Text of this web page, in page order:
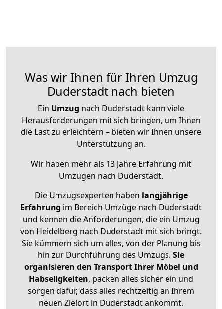
Was wir Ihnen für Ihren Umzug
Duderstadt nach bieten
Ein Umzug nach Duderstadt kann viele
Herausforderungen mit sich bringen, um Ihnen
die Last zu erleichtern – bieten wir Ihnen unsere
Unterstützung an.
Wir haben mehr als 13 Jahre Erfahrung mit
Umzügen nach Duderstadt.
Die Umzugsexperten haben langjährige
Erfahrung im Bereich Umzüge nach Duderstadt
und kennen die Anforderungen, die ein Umzug
von Heidelberg nach Duderstadt mit sich bringt.
Sie kümmern sich um alles, von der Planung bis
hin zur Durchführung des Umzugs. Sie
organisieren den Transport Ihrer Möbel und
Habseligkeiten, packen alles sicher ein und
sorgen dafür, dass alles rechtzeitig an Ihrem
neuen Zielort in Duderstadt ankommt.